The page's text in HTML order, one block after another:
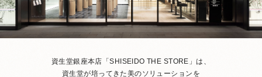
資生堂銀座本店「SHISEIDO THE STORE」は、
資生堂が培ってきた美のソリューションを